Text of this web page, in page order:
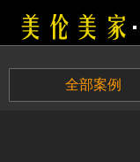
全部案例